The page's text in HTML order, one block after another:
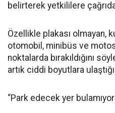
belirterek yetkililere
Özellikle plakası olmayan,
otomobil, minibüs ve
noktalarda bırakıldığını
artık ciddi boyutlara
“Park edecek yer